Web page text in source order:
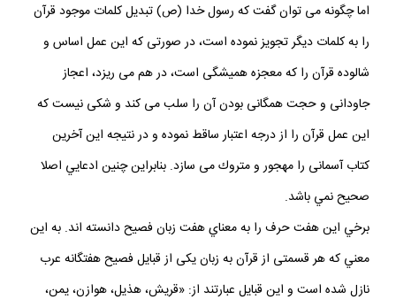
اما چگونه مى‏ توان گفت كه رسول خدا (ص) تبديل كلمات موجود قرآن
را به كلمات ديگر تجويز نموده است، در صورتى كه اين عمل اساس و
شالوده قرآن را كه معجزه هميشگى است، در هم مى ‏ريزد، اعجاز
جاودانى و حجت همگانى بودن آن را سلب مى‏ كند و شكى نيست كه
اين عمل قرآن را از درجه اعتبار ساقط نموده و در نتيجه اين آخرين
كتاب آسمانى را مهجور و متروك مى‏ سازد. بنابراين چنين ادعايي اصلا
صحيح نمي باشد.
برخي اين هفت حرف را به معناي هفت زبان فصيح دانسته اند. به اين
معني كه هر قسمتى از قرآن به زبان يكى از قبايل فصيح هفت‏گانه عرب
نازل شده است و اين قبايل عبارتند از: «قريش، هذيل، هوازن، يمن،